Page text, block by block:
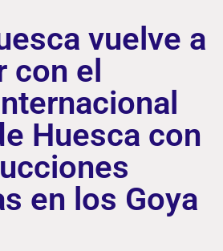
vuelve a
con el
Huesca con
en los Goya